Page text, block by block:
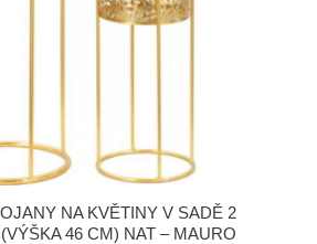
NA KVĚTINY V SADĚ 2
46 CM) NAT – MAURO